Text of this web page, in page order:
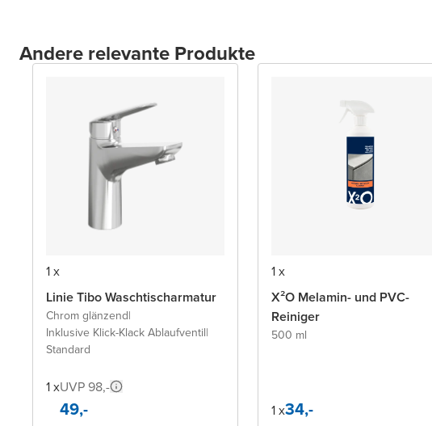
Andere relevante Produkte
1 x
Linie Tibo Waschtischarmatur
Chrom glänzend|
Inklusive Klick-Klack Ablaufventil|
Standard
1 xUVP 98,-
49,-
1 x
X²O Melamin- und PVC-
Reiniger
500 ml
1 x34,-